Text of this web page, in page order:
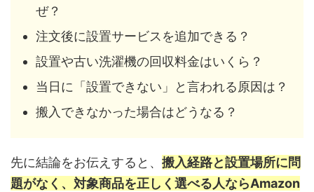
ぜ？
注文後に設置サービスを追加できる？
設置や古い洗濯機の回収料金はいくら？
当日に「設置できない」と言われる原因は？
搬入できなかった場合はどうなる？
先に結論をお伝えすると、 搬入経路と設置場所に問
題がなく、対象商品を正しく選べる人ならAmazon